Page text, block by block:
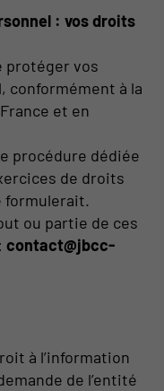
: vos droits
protéger vos
conformément à la
et en
procédure dédiée
de droits
formulerait.
ou partie de ces
contact@jbcc-
à l’information
de l’entité